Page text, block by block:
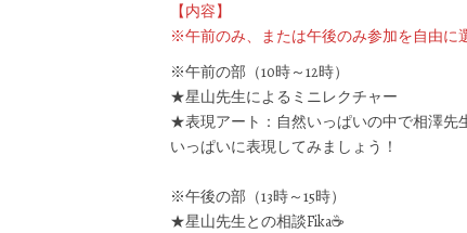
【内容】
※午前のみ、または午後のみ参加を自由に
※午前の部（10時～12時）
★星山先生によるミニレクチャー
★表現アート：自然いっぱいの中で相澤先
いっぱいに表現してみましょう！
※午後の部（13時～15時）
★星山先生との相談Fika☕